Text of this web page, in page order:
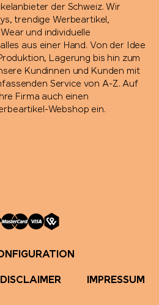
der Schweiz. Wir
trendige Werbeartikel,
und individuelle
aus einer Hand. Von der Idee
Lagerung bis hin zum
Kundinnen und Kunden mit
Service von A-Z. Auf
Firma auch einen
Webshop ein.
DISCLAIMER IMPRESSUM